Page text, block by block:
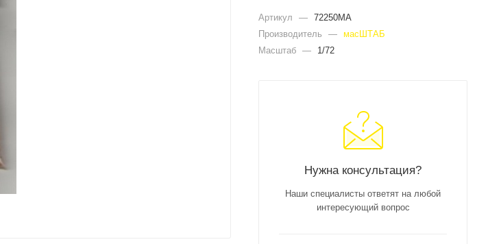
Артикул — 72250MA
Производитель
— масШТАБ
Масштаб — 1/72
Нужна консультация?
Наши специалисты ответят на любой
интересующий вопрос